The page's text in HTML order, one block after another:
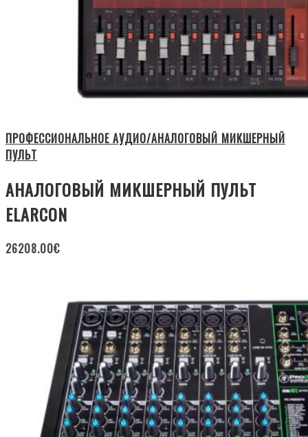
ПРОФЕССИОНАЛЬНОЕ АУДИО/АНАЛОГОВЫЙ МИКШЕРНЫЙ
ПУЛЬТ
АНАЛОГОВЫЙ МИКШЕРНЫЙ ПУЛЬТ
ELARCON
26208.00€